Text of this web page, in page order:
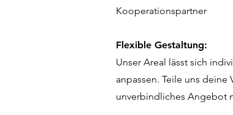
Kooperationspartner
Flexible Gestaltung:
Unser Areal lässt sich
anpassen. Teile uns
unverbindliches Angebot